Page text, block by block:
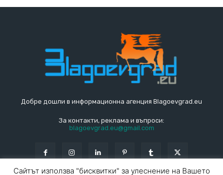
Добре дошли в информационна агенция Blagoevgrad.eu
За контакти, реклама и въпроси:
blagoevgrad.eu@gmail.com
Сайтът използва "бисквитки" за улеснение на Вашето